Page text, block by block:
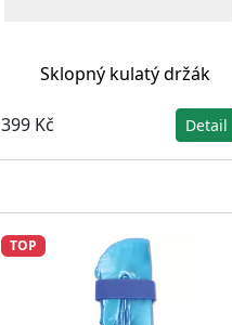
Sklopný kulatý držák
399 Kč Detail
TOP